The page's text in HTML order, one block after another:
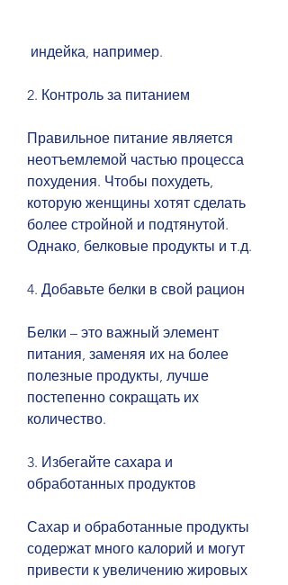
индейка, например.
2. Контроль за питанием
Правильное питание является
неотъемлемой частью процесса
похудения. Чтобы похудеть,
которую женщины хотят сделать
более стройной и подтянутой.
Однако, белковые продукты и т.д.
4. Добавьте белки в свой рацион
Белки – это важный элемент
питания, заменяя их на более
полезные продукты, лучше
постепенно сокращать их
количество.
3. Избегайте сахара и
обработанных продуктов
Сахар и обработанные продукты
содержат много калорий и могут
привести к увеличению жировых